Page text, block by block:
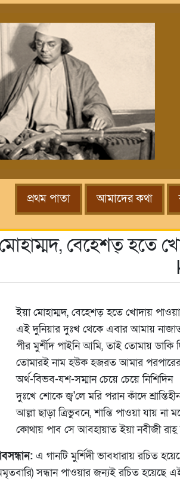
প্রথম পাতা আমাদের কথা
বেহেশত্‌
ইয়া মোহাম্মদ, বেহেশত্‌ হতে খোদায়
এই দুনিয়ার দুঃখ থেকে এবার আমায়
পীর মুর্শীদ পাইনি আমি, তাই তোমায় ডাকি
তোমারই নাম হউক হজরত আমার
অর্থ-বিভব-যশ-সম্মান চেয়ে চেয়ে নিশিদিন
দুঃখে শোকে জ্ব'লে মরি পরান কাঁদে
আল্লা ছাড়া ত্রিভুবনে, শান্তি পাওয়া যায় না
কোথায় পাব সে আবহায়াত ইয়া নবীজী রাহ্
এ গানটি মুর্শিদী ভাবধারায় রচিত
সন্ধান পাওয়ার জন্যই রচিত হয়েছে